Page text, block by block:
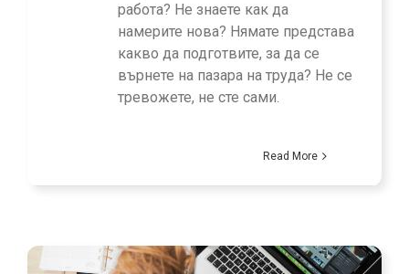
работа? Не знаете как да
намерите нова? Нямате представа
какво да подготвите, за да се
върнете на пазара на труда? Не се
тревожете, не сте сами.
Read More